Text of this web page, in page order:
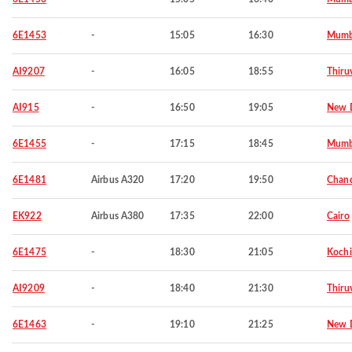
6E1453 - 15:05 16:30
AI9207 - 16:05 18:55
AI915 - 16:50 19:05 New
6E1455 - 17:15 18:45
6E1481 Airbus A320 17:20 19:50
EK922 Airbus A380 17:35 22:00 Cairo
6E1475 - 18:30 21:05 Kochi
AI9209 - 18:40 21:30
6E1463 - 19:10 21:25 New